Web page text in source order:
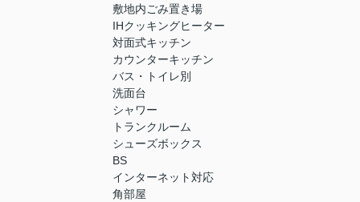
敷地内ごみ置き場
IHクッキングヒーター
対面式キッチン
カウンターキッチン
バス・トイレ別
洗面台
シャワー
トランクルーム
シューズボックス
BS
インターネット対応
角部屋